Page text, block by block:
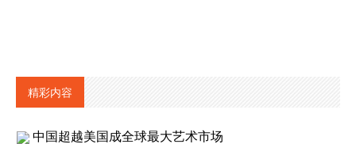
精彩内容
中国超越美国成全球最大艺术市场